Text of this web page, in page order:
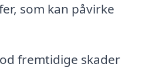
som kan påvirke
fremtidige skader